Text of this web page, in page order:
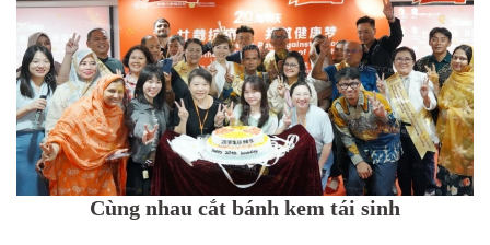
Cùng nhau cắt bánh kem tái sinh